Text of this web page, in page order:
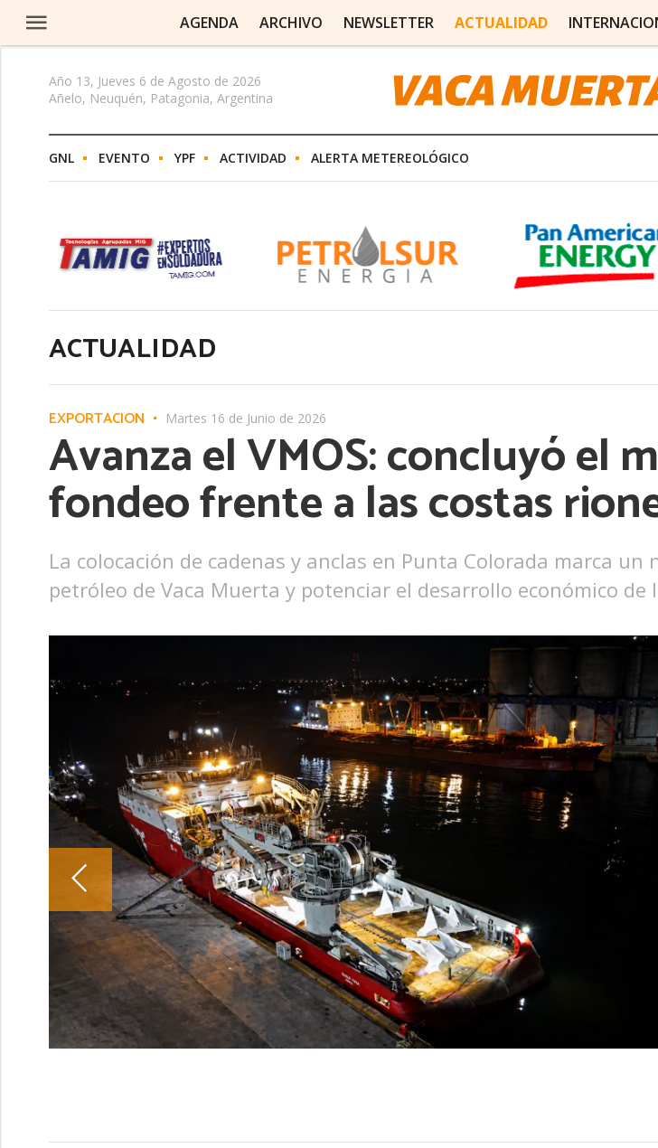
AGENDA ARCHIVO NEWSLETTER ACTUALIDAD
Año 13, Jueves 6 de Agosto de 2026
Añelo, Neuquén, Patagonia, Argentina
GNL EVENTO YPF ACTIVIDAD ALERTA METEREOLÓGICO
ACTUALIDAD
EXPORTACIÓN Martes 16 de Junio de 2026
Avanza el VMOS: concluyó el
fondeo frente a las costas
La colocación de cadenas y anclas en Punta Colorada marca
petróleo de Vaca Muerta y potenciar el desarrollo económico de